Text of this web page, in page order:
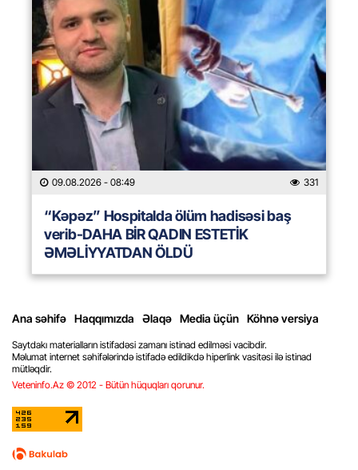
09.08.2026 - 08:49 331
“Kəpəz” Hospitalda ölüm hadisəsi baş
verib-DAHA BİR QADIN ESTETİK
ƏMƏLİYYATDAN ÖLDÜ
Ana səhifə Haqqımızda Əlaqə Media üçün Köhnə versiya
Saytdakı materialların istifadəsi zamanı istinad edilməsi vacibdir.
Məlumat internet səhifələrində istifadə edildikdə hiperlink vasitəsi ilə istinad
mütləqdir.
Veteninfo.Az © 2012 - Bütün hüquqları qorunur.